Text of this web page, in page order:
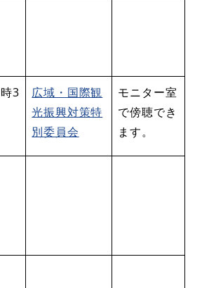
3
広域・国際観
光振興対策特
別委員会
モニター室
で傍聴でき
ます。